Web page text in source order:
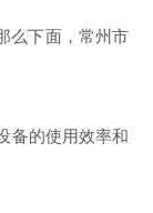
么下面，常州市
备的使用效率和